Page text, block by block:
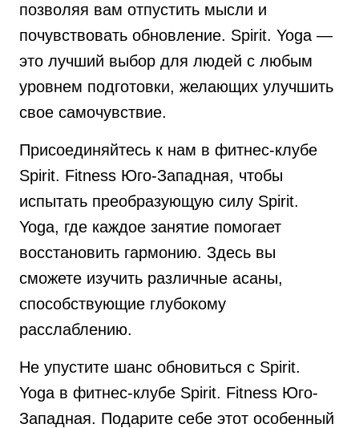
позволяя вам отпустить мысли и
почувствовать обновление. Spirit. Yoga —
это лучший выбор для людей с любым
уровнем подготовки, желающих улучшить
свое самочувствие.
Присоединяйтесь к нам в фитнес-клубе
Spirit. Fitness Юго-Западная, чтобы
испытать преобразующую силу Spirit.
Yoga, где каждое занятие помогает
восстановить гармонию. Здесь вы
сможете изучить различные асаны,
способствующие глубокому
расслаблению.
Не упустите шанс обновиться с Spirit.
Yoga в фитнес-клубе Spirit. Fitness Юго-
Западная. Подарите себе этот особенный